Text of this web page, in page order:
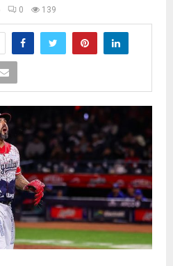
0 139